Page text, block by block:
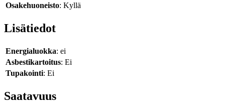
Osakehuoneisto: Kyllä
Lisätiedot
Energialuokka: ei
Asbestikartoitus: Ei
Tupakointi: Ei
Saatavuus